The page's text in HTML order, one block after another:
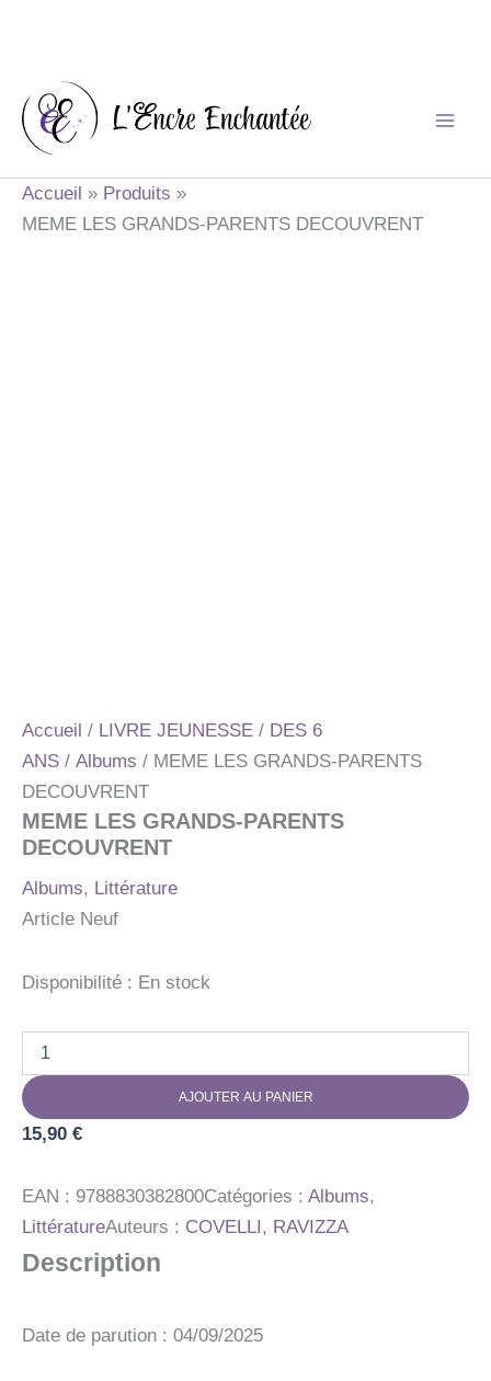
contenu
Accueil
Produits
MEME LES GRANDS-PARENTS DECOUVRENT
Accueil / LIVRE JEUNESSE / DES 6
ANS / Albums / MEME LES GRANDS-PARENTS
DECOUVRENT
MEME LES GRANDS-PARENTS
DECOUVRENT
Albums, Littérature
Article Neuf
Disponibilité : En stock
MEME
LES
GRANDS-
AJOUTER AU PANIER
15,90 €
EAN : 9788830382800Catégories : Albums,
LittératureAuteurs : COVELLI , RAVIZZA
Description
Date de parution : 04/09/2025